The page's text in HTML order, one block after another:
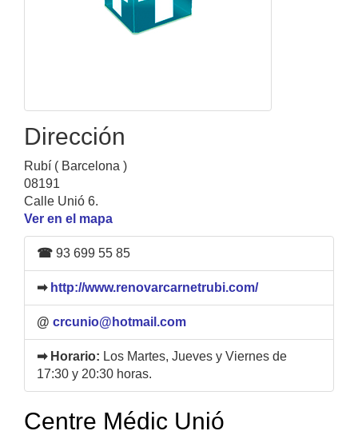
Dirección
Rubí ( Barcelona )
08191
Calle Unió 6.
Ver en el mapa
☎ 93 699 55 85
➡ http://www.renovarcarnetrubi.com/
@ crcunio@hotmail.com
➡ Horario: Los Martes, Jueves y Viernes de
17:30 y 20:30 horas.
Centre Médic Unió